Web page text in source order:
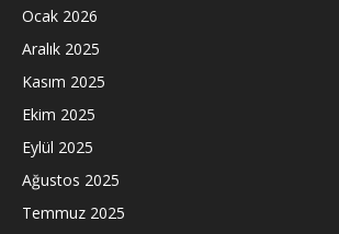
Ocak 2026
Aralık 2025
Kasım 2025
Ekim 2025
Eylül 2025
Ağustos 2025
Temmuz 2025